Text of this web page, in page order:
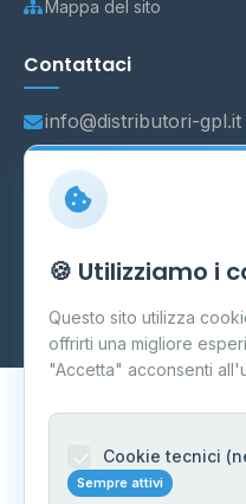
Mappa del sito
Contattaci
info@distributori-gpl.it
Carpi
Dati forniti da Ministero
🍪 Utilizziamo i
Questo sito utilizza
offrirti una migliore
"Accetta" acconsenti
Cookie tecnici
Sempre attivi